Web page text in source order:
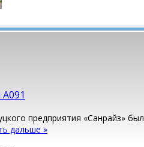
предприятия «Санрайз» был
дальше »